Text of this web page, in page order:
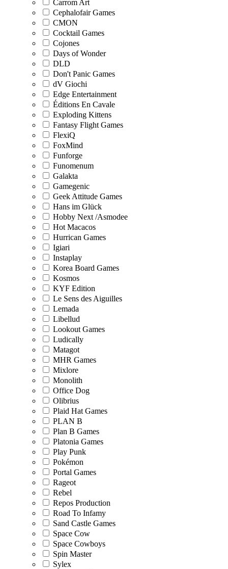
Carrom Art
Cephalofair Games
CMON
Cocktail Games
Cojones
Days of Wonder
DLD
Don't Panic Games
dV Giochi
Edge Entertainment
Éditions En Cavale
Exploding Kittens
Fantasy Flight Games
FlexiQ
FoxMind
Funforge
Funomenum
Galakta
Gamegenic
Geek Attitude Games
Hans im Glück
Hobby Next /Asmodee
Hot Macacos
Hurrican Games
Igiari
Instaplay
Korea Board Games
Kosmos
KYF Edition
Le Sens des Aiguilles
Lemada
Libellud
Lookout Games
Ludically
Matagot
MHR Games
Mixlore
Monolith
Office Dog
Olibrius
Plaid Hat Games
PLAN B
Plan B Games
Platonia Games
Play Punk
Pokémon
Portal Games
Rageot
Rebel
Repos Production
Road To Infamy
Sand Castle Games
Space Cow
Space Cowboys
Spin Master
Sylex